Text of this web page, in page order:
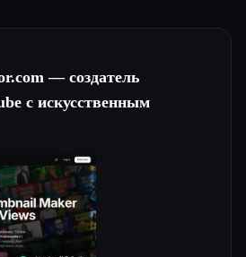
— создатель
с искусственным